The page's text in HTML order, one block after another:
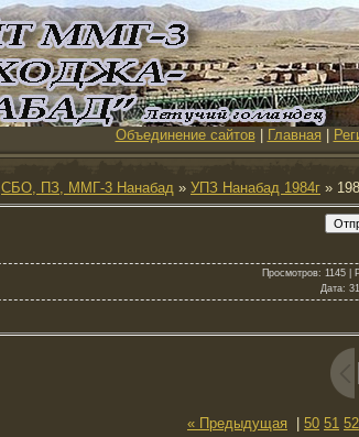
Объединение сайтов| Главная
СБО, ПЗ, ММГ-3 Нанабад » УПЗ Нанабад 1984г »
Просмотров: 1145 |
Дата:
« Предыдущая 50 51 52